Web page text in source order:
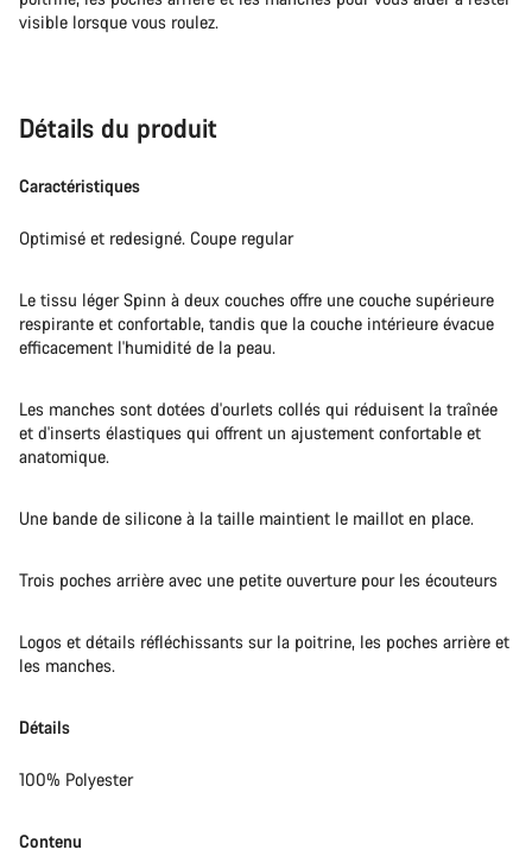
visible lorsque vous roulez.
Détails du produit
Caractéristiques
Optimisé et redesigné. Coupe regular
Le tissu léger Spinn à deux couches offre une couche supérieure
respirante et confortable, tandis que la couche intérieure évacue
efficacement l'humidité de la peau.
Les manches sont dotées d'ourlets collés qui réduisent la traînée
et d'inserts élastiques qui offrent un ajustement confortable et
anatomique.
Une bande de silicone à la taille maintient le maillot en place.
Trois poches arrière avec une petite ouverture pour les écouteurs
Logos et détails réfléchissants sur la poitrine, les poches arrière et
les manches.
Détails
100% Polyester
Contenu